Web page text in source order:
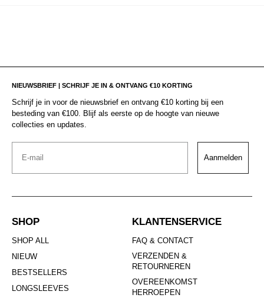
NIEUWSBRIEF | SCHRIJF JE IN & ONTVANG €10 KORTING
Schrijf je in voor de nieuwsbrief en ontvang €10 korting bij een
besteding van €100. Blijf als eerste op de hoogte van nieuwe
collecties en updates.
Email
Aanmelden
SHOP
SHOP ALL
NIEUW
BESTSELLERS
LONGSLEEVES
KLANTENSERVICE
FAQ & CONTACT
VERZENDEN &
RETOURNEREN
OVEREENKOMST
HERROEPEN